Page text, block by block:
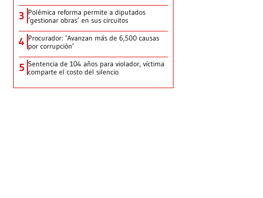
3 Polémica reforma permite a diputados
‘gestionar obras’ en sus circuitos
4 Procurador: ‘Avanzan más de 6,500 causas
por corrupción’
5 Sentencia de 104 años para violador, víctima
comparte el costo del silencio